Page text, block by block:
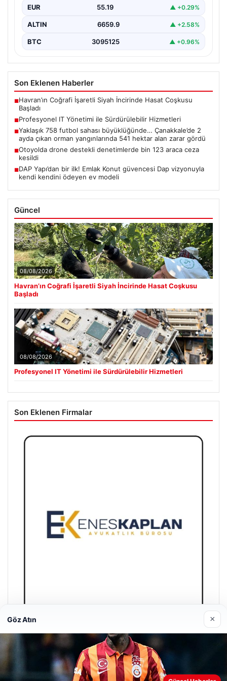
EUR 55.19 ▲ +0.29%
ALTIN 6659.9 ▲ +2.58%
BTC 3095125 ▲ +0.96%
Son Eklenen Haberler
■Havran’ın Coğrafi İşaretli Siyah İncirinde Hasat Coşkusu
Başladı
■Profesyonel IT Yönetimi ile Sürdürülebilir Hizmetleri
■Yaklaşık 758 futbol sahası büyüklüğünde… Çanakkale’de 2
ayda çıkan orman yangınlarında 541 hektar alan zarar gördü
■Otoyolda drone destekli denetimlerde bin 123 araca ceza
kesildi
■DAP Yapı’dan bir ilk! Emlak Konut güvencesi Dap vizyonuyla
kendi kendini ödeyen ev modeli
Güncel
08/08/2026
Havran’ın Coğrafi İşaretli Siyah İncirinde Hasat Coşkusu
Başladı
08/08/2026
Profesyonel IT Yönetimi ile Sürdürülebilir Hizmetleri
Son Eklenen Firmalar
Enes Kaplan Avukatlık Bürosu
28/04/2026
Göz Atın ×